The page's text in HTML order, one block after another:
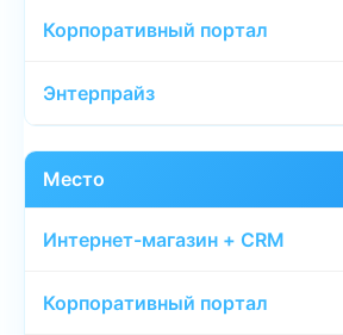
Место